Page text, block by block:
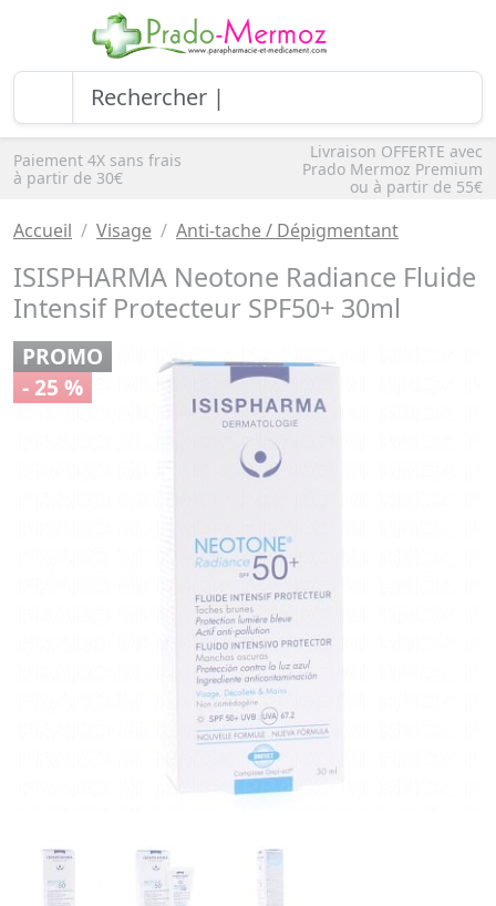
Paiement 4X sans frais
à partir de 30€
Livraison OFFERTE avec
Prado Mermoz Premium
ou à partir de 55€
Accueil Visage Anti-tache / Dépigmentant
ISISPHARMA Neotone Radiance Fluide
Intensif Protecteur SPF50+ 30ml
PROMO
- 25 %